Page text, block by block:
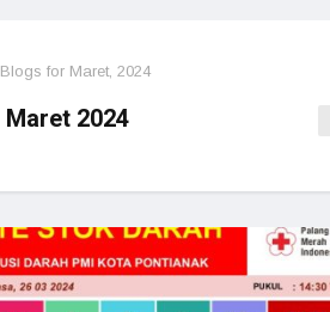
Blogs for Maret, 2024
Maret 2024